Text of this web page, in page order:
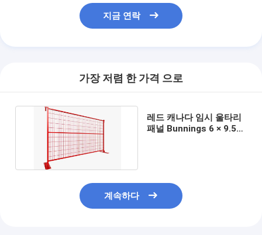
지금 연락
가장 저렴 한 가격 으로
레드 캐나다 임시 울타리
패널 Bunnings 6 × 9.5ft
계속하다